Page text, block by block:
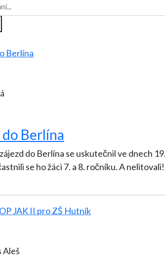
Berlína
do Berlína se uskutečnil ve dnech
ho žáci 7. a 8. ročníku. A nelitovali! Berlín jsme poznali opravdu ze všech
Aleš